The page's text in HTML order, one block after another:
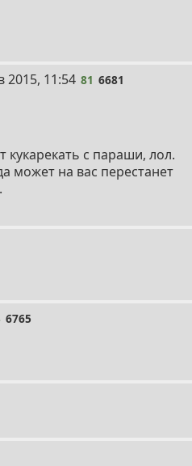
2015, 11:54 81 6681
с параши, лол.
может на вас перестанет
6765